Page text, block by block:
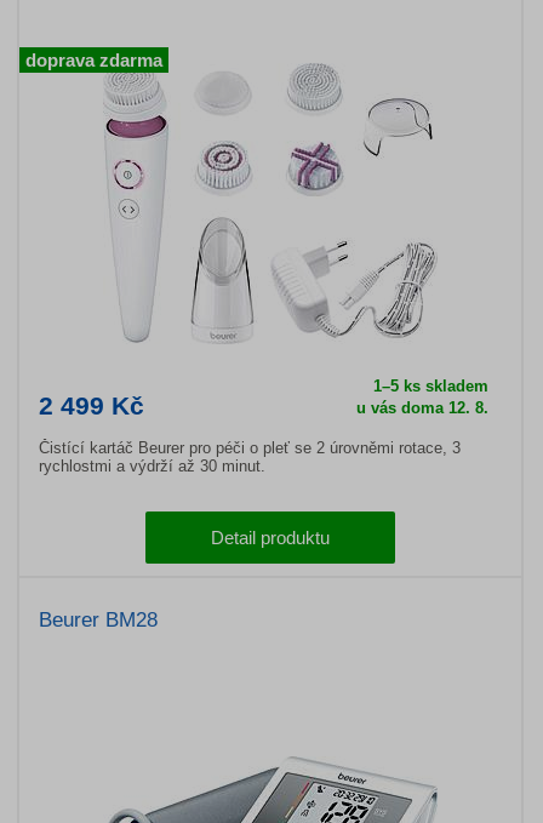
2 499 Kč
1–5 ks skladem
u vás doma 12. 8.
Čistící kartáč Beurer pro péči o pleť se 2 úrovněmi rotace, 3
rychlostmi a výdrží až 30 minut.
Detail produktu
doprava zdarma
Beurer BM28